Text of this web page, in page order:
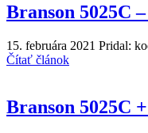
Branson 5025C
15. februára 2021 Pridal:
Čítať článok
Branson 5025C